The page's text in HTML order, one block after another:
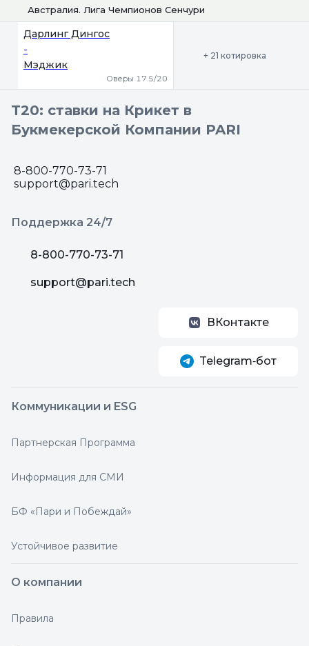
Австралия. Лига Чемпионов Сенчури
Дарлинг Дингос
-
Мэджик
Оверы 17.5/20
+ 21 котировка
T20: ставки на Крикет в
Букмекерской Компании PARI
8-800-770-73-71
support@pari.tech
Поддержка 24/7
8-800-770-73-71
support@pari.tech
ВКонтакте
Telegram‑бот
Коммуникации и ESG
Партнерская Программа
Информация для СМИ
БФ «Пари и Побеждай»
Устойчивое развитие
О компании
Правила